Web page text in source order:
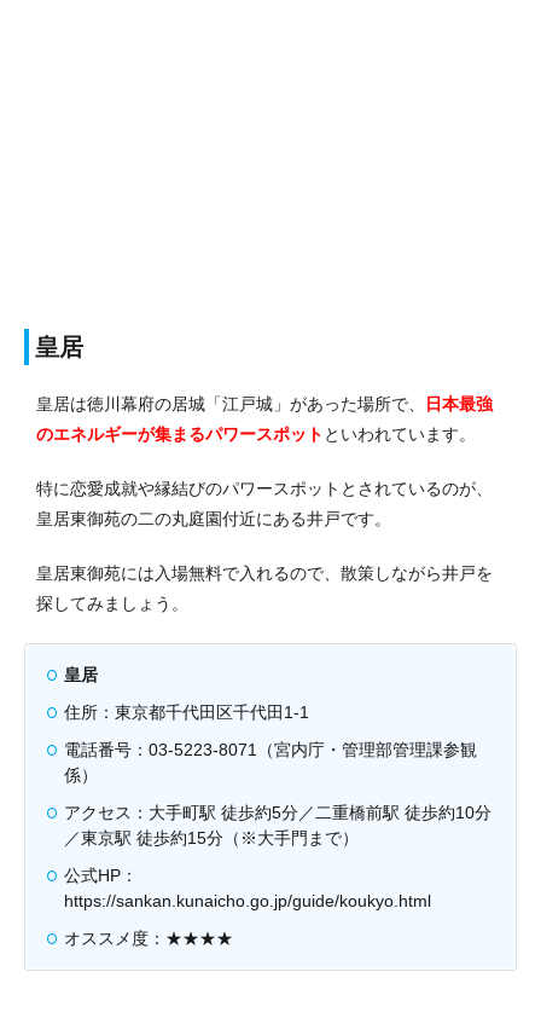
皇居
皇居は徳川幕府の居城「江戸城」があった場所で、
日本最強
のエネルギーが集まるパワースポット といわれています。
特に恋愛成就や縁結びのパワースポットとされているのが、
皇居東御苑の二の丸庭園付近にある井戸です。
皇居東御苑には入場無料で入れるので、散策しながら井戸を
探してみましょう。
皇居
住所：東京都千代田区千代田1-1
電話番号：03-5223-8071（宮内庁・管理部管理課参観
係）
アクセス：大手町駅 徒歩約5分／二重橋前駅 徒歩約10分
／東京駅 徒歩約15分（※大手門まで）
公式HP：
https://sankan.kunaicho.go.jp/guide/koukyo.html
オススメ度：★★★★